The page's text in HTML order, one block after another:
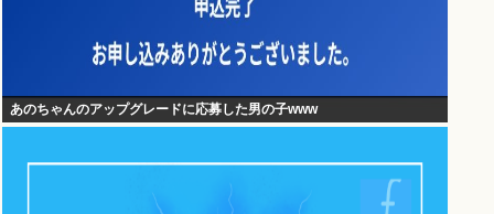
あのちゃんのアップグレードに応募した男の子www